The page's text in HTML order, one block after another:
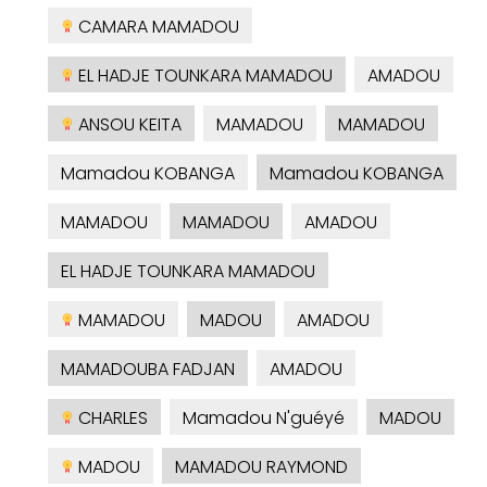
CAMARA MAMADOU
EL HADJE TOUNKARA MAMADOU
AMADOU
ANSOU KEITA
MAMADOU
MAMADOU
Mamadou KOBANGA
Mamadou KOBANGA
MAMADOU
MAMADOU
AMADOU
EL HADJE TOUNKARA MAMADOU
MAMADOU
MADOU
AMADOU
MAMADOUBA FADJAN
AMADOU
CHARLES
Mamadou N'guéyé
MADOU
MADOU
MAMADOU RAYMOND